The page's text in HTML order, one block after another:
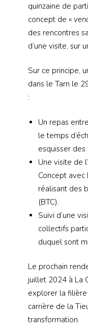
quinzaine de
concept de «
des rencontres
d’une visite, sur
Sur ce principe,
dans le Tarn le
:
Un repas
le temps
esquisser
Une visite de
Concept avec
réalisant des
(BTC).
Suivi d’une
collectifs
duquel sont
Le prochain
juillet 2024 à La
explorer la
carrière de la
transformation.